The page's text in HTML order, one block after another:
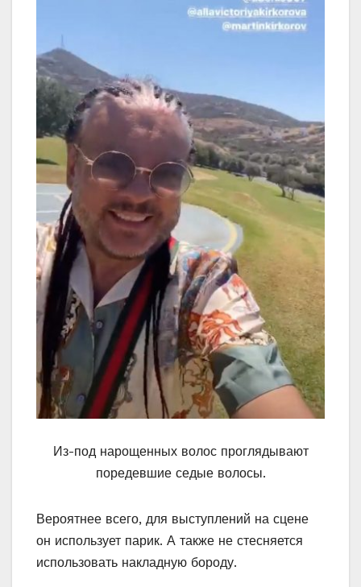
Из-под нарощенных волос проглядывают
поредевшие седые волосы.
Вероятнее всего, для выступлений на сцене
он использует парик. А также не стесняется
использовать накладную бороду.